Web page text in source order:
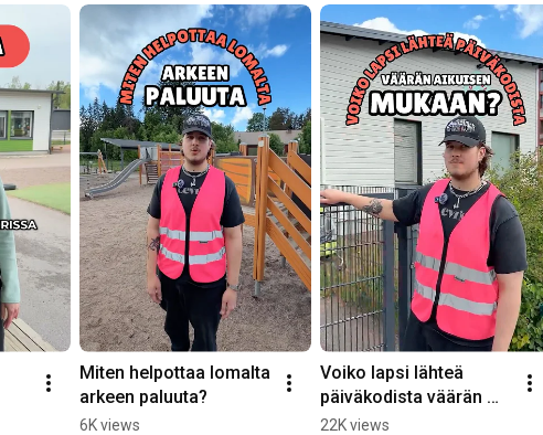
jokaiseen päivään oppimisen iloa selkeän päivärytmin ja
turvallisen arjen rakenteen kautta.
Tutustu Touhulaan ja löydä lähin päiväkotisi: https://touhula.fi/
Miten helpottaa lomalta
arkeen paluuta?
6K views
Voiko lapsi lähteä
päiväkodista väärän
aikuisen mukaan?
22K views